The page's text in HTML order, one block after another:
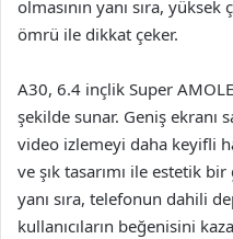
olmasının yanı sıra,
ömrü ile dikkat çeker.
A30, 6.4 inçlik Super
şekilde sunar. Geniş ekranı
video izlemeyi daha keyifli
ve şık tasarımı ile estetik
yanı sıra, telefonun dahili
kullanıcıların beğenisini